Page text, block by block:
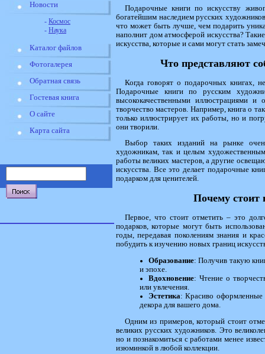
Новости
- Космос
- Наука
Каталог файлов
Фотогалерея
Обратная связь
Гостевая книга
О сайте
Карта сайта
Подарочные книги по искусству
богатейшим наследием русских
что может быть лучше, чем подарить
наполнит дом атмосферой искусства?
искусства, которые и сами могут стать
Что представляют
Когда говорят о подарочных книгах,
Подарочные книги по русским
высококачественными иллюстрациями
творчество мастеров. Например, книга о
только иллюстрирует их работы, но и
они творили.
Выбор таких изданий на рынке
художникам, так и целым
работы великих мастеров, а другие
искусства. Все это делает подарочные
подарком для ценителей.
Почему стоит
Первое, что стоит отметить – это
подарков, которые могут быть
годы, передавая поколениям знания и
побудить к изучению новых границ
Образование: Получив такую
и эпохе.
Вдохновение: Чтение о
или увлечения.
Эстетика: Красиво оформленные
декора для вашего дома.
Одним из примеров, который стоит
великих русских художников. Это
но и познакомиться с работами менее
изюминкой в любой коллекции.